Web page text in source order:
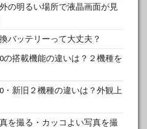
の明るい場所で液晶画面が見
バッテリーって大丈夫？
の搭載機能の違いは？２機種を
・新旧２機種の違いは？外観上
を撮る・カッコよい写真を撮